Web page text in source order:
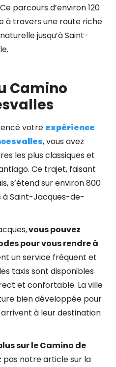
parcours d’environ 120
à travers une route riche
jusqu’à Saint-
Camino
votre expérience
, vous avez
les plus classiques et
Ce trajet, faisant
s’étend sur environ 800
à Saint-Jacques-de-
vous pouvez
pour vous rendre à
un service fréquent et
taxis sont disponibles
et confortable. La ville
bien développée pour
à leur destination
sur le Camino de
pas notre article sur la